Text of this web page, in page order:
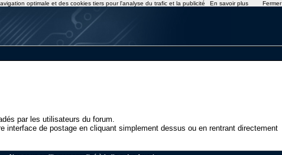
par les utilisateurs du forum.
interface de postage en cliquant simplement dessus ou en rentrant directement
optimale et des cookies tiers pour l'analyse du trafic et la publicité En savoir plus Fermer